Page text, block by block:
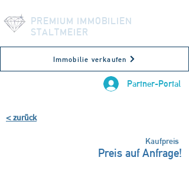
PREMIUM IMMOBILIEN
STALTMEIER
Immobilie verkaufen
Partner-Portal
< zurück
Kaufpreis
Preis auf Anfrage!